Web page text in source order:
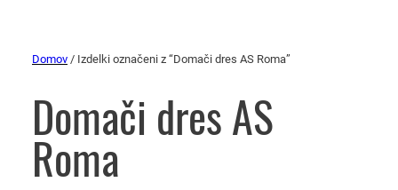
Domov / Izdelki označeni z “Domači dres AS Roma”
Domači dres AS
Roma